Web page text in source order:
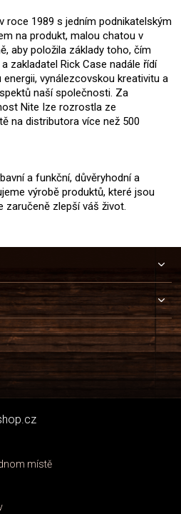
roce 1989 s jedním podnikatelským
na produkt, malou chatou v
aby položila základy toho, čím
zakladatel Rick Case nadále řídí
vynálezcovskou kreativitu a
naší společnosti. Za
Nite Ize rozrostla ze
na distributora více než 500
a funkční, důvěryhodní a
výrobě produktů, které jsou
zaručeně zlepší váš život.
místě